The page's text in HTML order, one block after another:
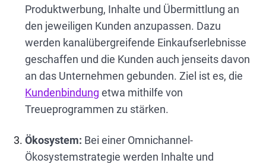
Produktwerbung, Inhalte und Übermittlung an
den jeweiligen Kunden anzupassen. Dazu
werden kanalübergreifende Einkaufserlebnisse
geschaffen und die Kunden auch jenseits davon
an das Unternehmen gebunden. Ziel ist es, die
Kundenbindung etwa mithilfe von
Treueprogrammen zu stärken.
Ökosystem: Bei einer Omnichannel-
Ökosystemstrategie werden Inhalte und